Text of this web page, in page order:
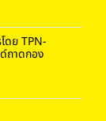
ดย TPN-
ถาดกอง